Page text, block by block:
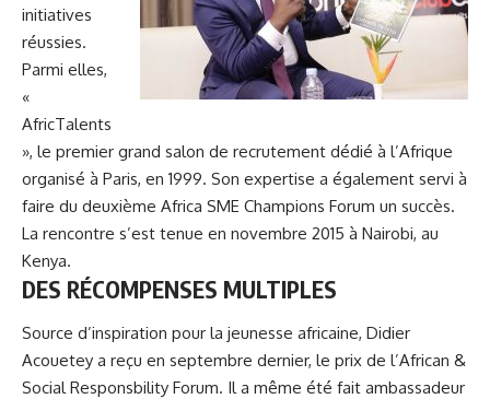
initiatives
réussies.
Parmi elles,
«
AfricTalents
», le premier grand salon de recrutement dédié à l’Afrique
organisé à Paris, en 1999. Son expertise a également servi à
faire du deuxième Africa SME Champions Forum un succès.
La rencontre s’est tenue en novembre 2015 à Nairobi, au
Kenya.
DES RÉCOMPENSES MULTIPLES
Source d’inspiration pour la jeunesse africaine, Didier
Acouetey a reçu en septembre dernier, le prix de l’African &
Social Responsbility Forum. Il a même été fait ambassadeur